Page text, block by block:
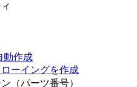
動作成
ーイングを作成
（パーツ番号）